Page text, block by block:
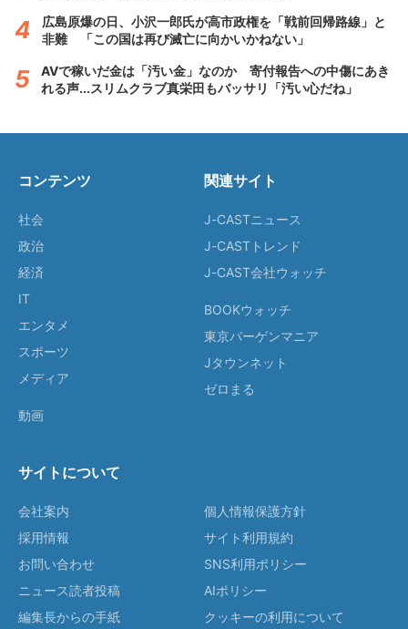
広島原爆の日、小沢一郎氏が高市政権を「戦前回帰路線」と
非難 「この国は再び滅亡に向かいかねない」
AVで稼いだ金は「汚い金」なのか 寄付報告への中傷にあき
れる声...スリムクラブ真栄田もバッサリ「汚い心だね」
コンテンツ
社会
政治
経済
IT
エンタメ
スポーツ
メディア
動画
関連サイト
J-CASTニュース
J-CASTトレンド
J-CAST会社ウォッチ
BOOKウォッチ
東京バーゲンマニア
Jタウンネット
ゼロまる
サイトについて
会社案内
採用情報
お問い合わせ
ニュース読者投稿
編集長からの手紙
個人情報保護方針
サイト利用規約
SNS利用ポリシー
AIポリシー
クッキーの利用について